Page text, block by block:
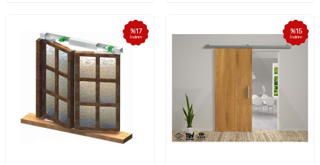
%17
İndirim
%15
İndirim